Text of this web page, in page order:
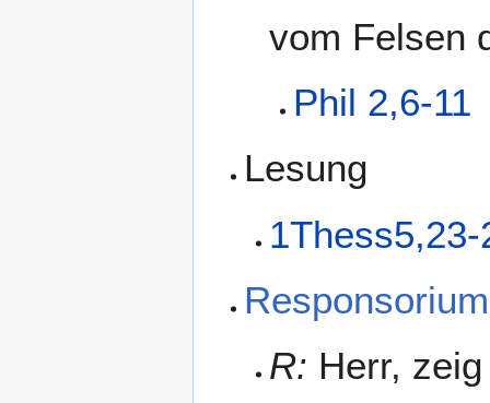
vom Felsen
Phil 2,6-11
Lesung
1Thess5,23-
Responsorium
R: Herr,